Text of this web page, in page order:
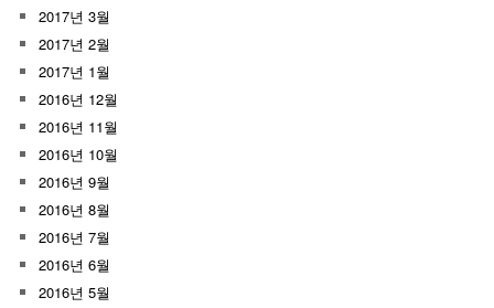
2017년 3월
2017년 2월
2017년 1월
2016년 12월
2016년 11월
2016년 10월
2016년 9월
2016년 8월
2016년 7월
2016년 6월
2016년 5월